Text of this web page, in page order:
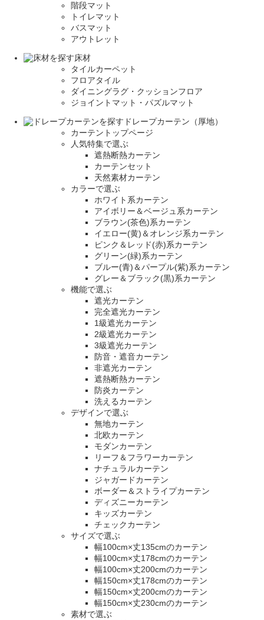
階段マット
トイレマット
バスマット
アウトレット
床材
タイルカーペット
フロアタイル
ダイニングラグ・クッションフロア
ジョイントマット・パズルマット
ドレープカーテン（厚地）
カーテントップページ
人気特集で選ぶ
遮熱断熱カーテン
カーテンセット
天然素材カーテン
カラーで選ぶ
ホワイト系カーテン
アイボリー＆ベージュ系カーテン
ブラウン(茶色)系カーテン
イエロー(黄)＆オレンジ系カーテン
ピンク＆レッド(赤)系カーテン
グリーン(緑)系カーテン
ブルー(青)＆パープル(紫)系カーテン
グレー＆ブラック(黒)系カーテン
機能で選ぶ
遮光カーテン
完全遮光カーテン
1級遮光カーテン
2級遮光カーテン
3級遮光カーテン
防音・遮音カーテン
非遮光カーテン
遮熱断熱カーテン
防炎カーテン
洗えるカーテン
デザインで選ぶ
無地カーテン
北欧カーテン
モダンカーテン
リーフ＆フラワーカーテン
ナチュラルカーテン
ジャガードカーテン
ボーダー＆ストライプカーテン
ディズニーカーテン
キッズカーテン
チェックカーテン
サイズで選ぶ
幅100cm×丈135cmのカーテン
幅100cm×丈178cmのカーテン
幅100cm×丈200cmのカーテン
幅150cm×丈178cmのカーテン
幅150cm×丈200cmのカーテン
幅150cm×丈230cmのカーテン
素材で選ぶ